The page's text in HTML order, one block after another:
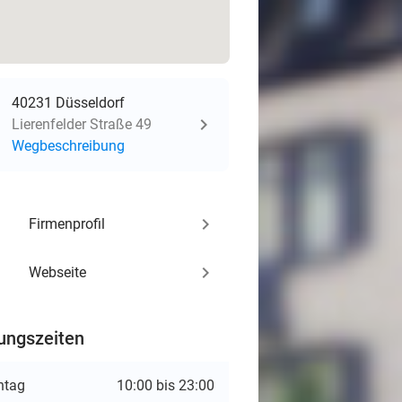
40231 Düsseldorf
Lierenfelder Straße 49
Wegbeschreibung
Firmenprofil keyboard_arrow_right
Webseite keyboard_arrow_right
10:00 bis 23:00